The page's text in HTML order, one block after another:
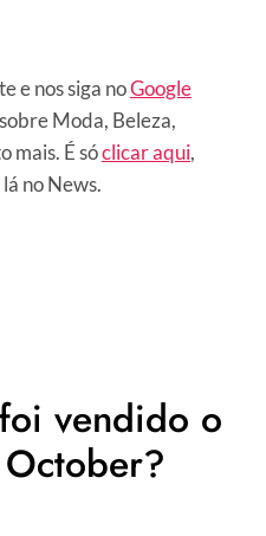
e nos siga noGoogle
Moda, Beleza,
mais. É sóclicar aqui,
no News.
vendido o